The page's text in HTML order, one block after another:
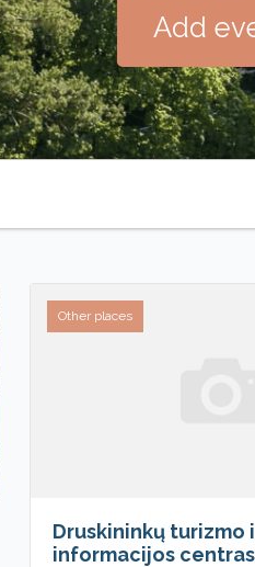
Add
Other places
Druskininkų turizmo
informacijos centras